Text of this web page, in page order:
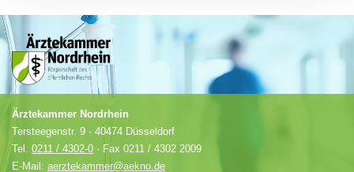
Ärztekammer Nordrhein
Tersteegenstr. 9 · 40474 Düsseldorf
Tel. 0211 / 4302-0 · Fax 0211 / 4302 2009
E-Mail: aerztekammer@aekno.de